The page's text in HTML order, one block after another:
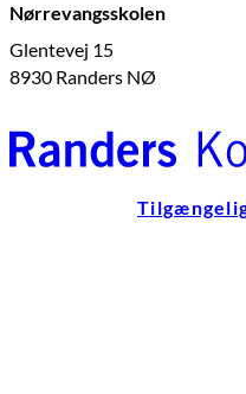
Nørrevangsskolen
Glentevej 15
8930 Randers NØ